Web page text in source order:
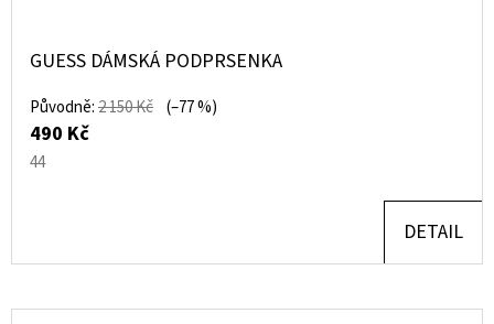
GUESS DÁMSKÁ PODPRSENKA
Původně:2 150 Kč (–77 %)
490 Kč
44
DETAIL